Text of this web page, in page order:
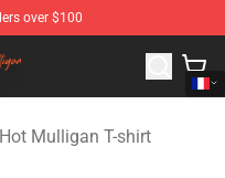
over $100
Mulligan Merchandise
Hot Mulligan T-shirt